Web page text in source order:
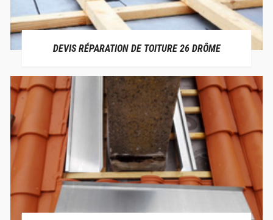
DEVIS RÉPARATION DE TOITURE 26 DRÔME